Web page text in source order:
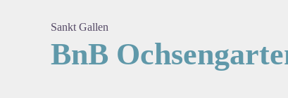
Sankt Gallen
BnB